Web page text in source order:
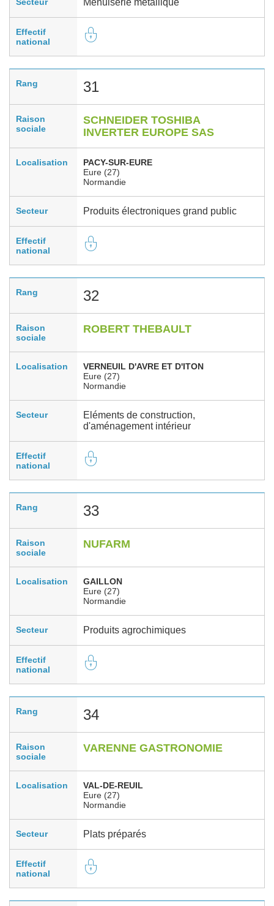
Effectif
national
Rang 31
Raison
sociale
SCHNEIDER TOSHIBA
INVERTER EUROPE SAS
Localisation
PACY-SUR-EURE
Eure (27)
Normandie
Secteur Produits électroniques grand public
Effectif
national
Rang 32
Raison
sociale
ROBERT THEBAULT
Localisation
VERNEUIL D'AVRE ET D'ITON
Eure (27)
Normandie
Secteur
Eléments de construction,
d'aménagement intérieur
Effectif
national
Rang 33
Raison
sociale
NUFARM
Localisation
GAILLON
Eure (27)
Normandie
Secteur Produits agrochimiques
Effectif
national
Rang 34
Raison
sociale
VARENNE GASTRONOMIE
Localisation
VAL-DE-REUIL
Eure (27)
Normandie
Secteur Plats préparés
Effectif
national